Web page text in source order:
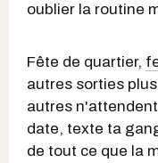
oublier la routine
Fête de quartier,
autres sorties
autres
date, texte ta
de tout ce que la